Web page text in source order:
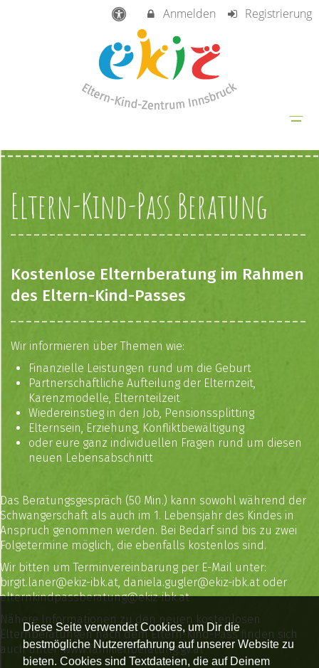
Diese Seite verwendet Cookies, um Dir die
bestmögliche Nutzererfahrung auf unserer Website zu
bieten. Cookies sind Textdateien, die auf Deinem
Anmelden Registrierung
Eltern-Kind-Pass Beratung
Kostenlose Elternberatung im Rahmen
des Eltern-Kind-Passes
Wir informieren über Themen wie:
Finanzielle Leistungen rund um die Geburt
Partnerschaftliche Aufteilung der Elternzeit,
Karenzmodelle, Elternteilzeit
Wiedereinstieg in den Job, Pensionssplitting
Elternsein, Erziehung, Konfliktbewältigung
oder eure ganz individuellen Fragen rund um diesen
neuen Lebensabschnitt
Das Beratungsgespräch (50 Min.) kann sowohl während der
Schwangerschaft als auch im 1. Lebensjahr des Kindes in
Anspruch genommen werden. Bei Bedarf sind bis zu zwei
Folgetermine möglich, die ebenfalls kostenlos sind.
Wir bitten um Terminvereinbarung per E-Mail unter:
birgit.laner@ekiz-ibk.at, daniela.gugler@ekiz-ibk.at oder
elternkindpassberatung@ekiz-ibk.at
Nähere Informationen zu den neuen kostenlosen
Elternberatungen nach dem Eltern-Kind-Pass finden sich
auch unter:www.familienberatung.gv.at